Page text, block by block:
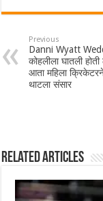
Previous
Danni Wyatt
कोहलीला घातली होती
आता महिला
थाटला संसार
Related Articles